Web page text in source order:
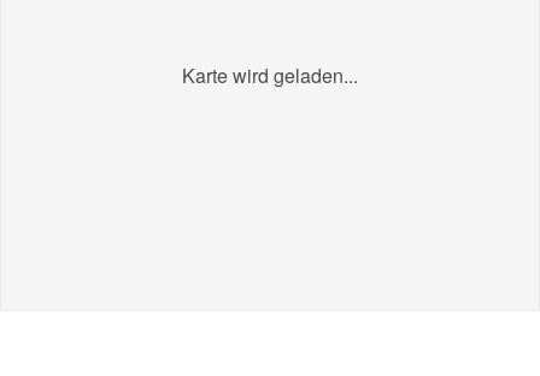
Karte wird geladen...